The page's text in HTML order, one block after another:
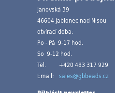
Janovská 39
46604 Jablonec nad Nisou
otvírací doba:
Po - Pá 9-17 hod.
So 9-12 hod.
Tel.
+420 483 317 929
Email:
sales@gbbeads.cz